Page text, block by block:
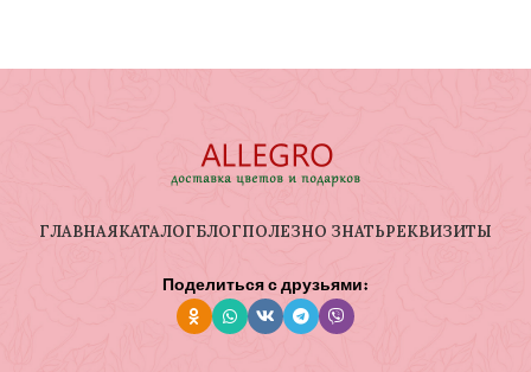
ГЛАВНАЯКАТАЛОГБЛОГПОЛЕЗНО ЗНАТЬРЕКВИЗИТЫ
Поделиться с друзьями: